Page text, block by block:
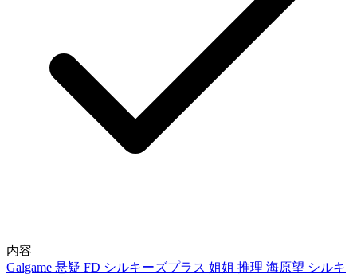
内容
Galgame 悬疑 FD シルキーズプラス 姐姐 推理 海原望 シルキ